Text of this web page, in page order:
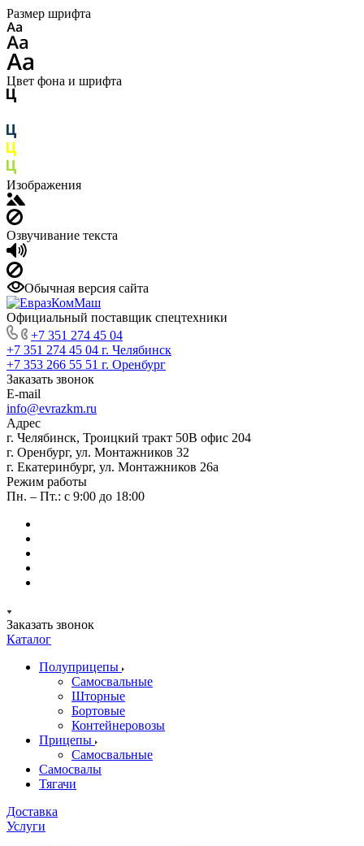
Размер шрифта
Цвет фона и шрифта
Изображения
Озвучивание текста
Обычная версия сайта
Официальный поставщик спецтехники
+7 351 274 45 04
+7 351 274 45 04 г. Челябинск
+7 353 266 55 51 г. Оренбург
Заказать звонок
E-mail
info@evrazkm.ru
Адрес
г. Челябинск, Троицкий тракт 50В офис 204
г. Оренбург, ул. Монтажников 32
г. Екатеринбург, ул. Монтажников 26а
Режим работы
Пн. – Пт.: с 9:00 до 18:00
Заказать звонок
Каталог
Полуприцепы
Самосвальные
Шторные
Бортовые
Контейнеровозы
Прицепы
Самосвальные
Самосвалы
Тягачи
Доставка
Услуги